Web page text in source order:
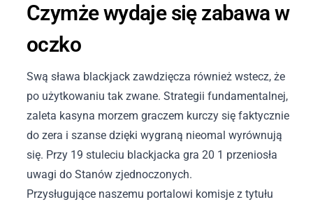
Czymże wydaje się zabawa w
oczko
Swą sława blackjack zawdzięcza również wstecz, że
po użytkowaniu tak zwane. Strategii fundamentalnej,
zaleta kasyna morzem graczem kurczy się faktycznie
do zera i szanse dzięki wygraną nieomal wyrównują
się. Przy 19 stuleciu blackjacka gra 20 1 przeniosła
uwagi do Stanów zjednoczonych.
Przysługujące naszemu portalowi komisje z tytułu